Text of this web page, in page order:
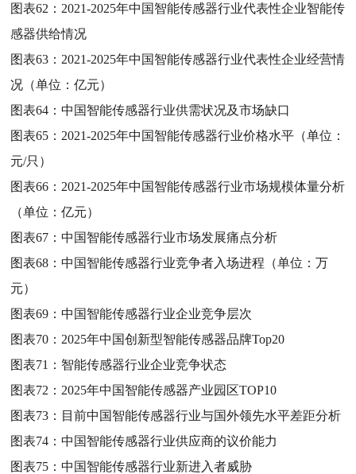
图表62： 2021-2025年中国智能传感器行业代表性企业智能传
感器供给情况
图表63： 2021-2025年中国智能传感器行业代表性企业经营情
况（单位：亿元）
图表64：中国智能传感器行业供需状况及市场缺口
图表65： 2021-2025年中国智能传感器行业价格水平（单位：
元/只）
图表66： 2021-2025年中国智能传感器行业市场规模体量分析
（单位：亿元）
图表67：中国智能传感器行业市场发展痛点分析
图表68：中国智能传感器行业竞争者入场进程（单位：万
元）
图表69：中国智能传感器行业企业竞争层次
图表70： 2025年中国创新型智能传感器品牌Top20
图表71： 智能传感器行业企业竞争状态
图表72： 2025年中国智能传感器产业园区TOP10
图表73： 目前中国智能传感器行业与国外领先水平差距分析
图表74：中国智能传感器行业供应商的议价能力
图表75：中国智能传感器行业新进入者威胁